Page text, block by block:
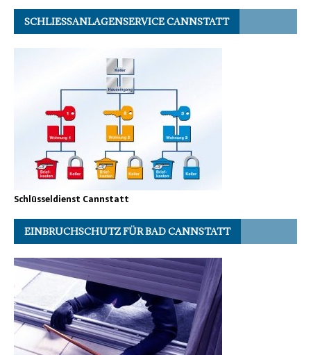
SCHLIESSANLAGENSERVICE CANNSTATT
Schlüsseldienst Cannstatt
EINBRUCHSCHUTZ FÜR BAD CANNSTATT